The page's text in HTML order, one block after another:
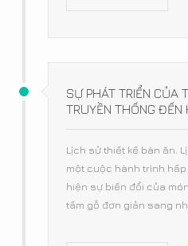
SỰ PHÁT TRIỂN CỦA
TRUYỀN THỐNG ĐẾN
Lịch sử thiết kế bàn ăn.
một cuộc hành trình
hiện sự biến đổi của
tấm gỗ đơn giản sang